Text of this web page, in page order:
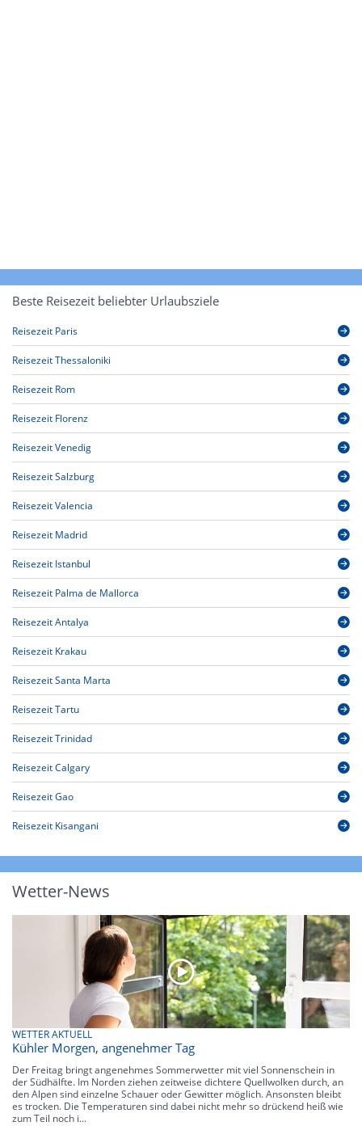
Beste Reisezeit beliebter Urlaubsziele
Reisezeit Paris
Reisezeit Thessaloniki
Reisezeit Rom
Reisezeit Florenz
Reisezeit Venedig
Reisezeit Salzburg
Reisezeit Valencia
Reisezeit Madrid
Reisezeit Istanbul
Reisezeit Palma de Mallorca
Reisezeit Antalya
Reisezeit Krakau
Reisezeit Santa Marta
Reisezeit Tartu
Reisezeit Trinidad
Reisezeit Calgary
Reisezeit Gao
Reisezeit Kisangani
Wetter-News
WETTER AKTUELL
Kühler Morgen, angenehmer Tag
Der Freitag bringt angenehmes Sommerwetter mit viel Sonnenschein in
der Südhälfte. Im Norden ziehen zeitweise dichtere Quellwolken durch, an
den Alpen sind einzelne Schauer oder Gewitter möglich. Ansonsten bleibt
es trocken. Die Temperaturen sind dabei nicht mehr so drückend heiß wie
zum Teil noch i...